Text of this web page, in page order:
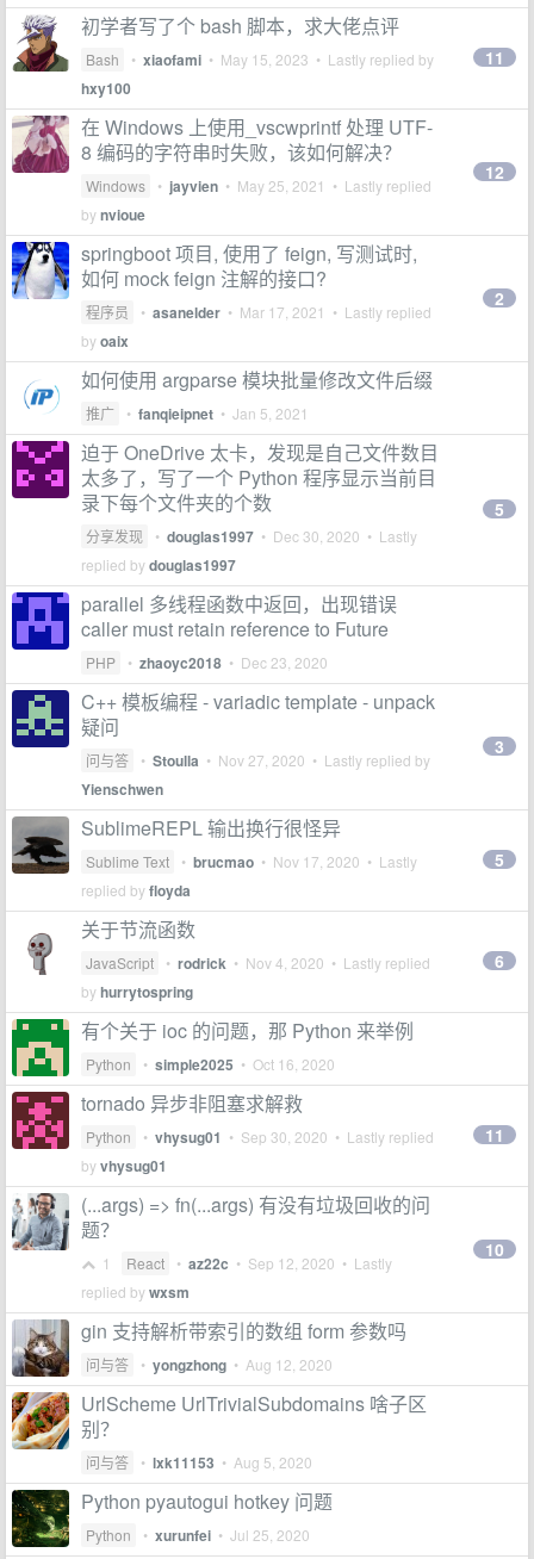
初学者写了个 bash 脚本，求大佬点评
Bash • xiaofami • May 15, 2023 • Lastly replied by
hxy100
11
在 Windows 上使用_vscwprintf 处理 UTF-
8 编码的字符串时失败，该如何解决？
Windows • jayvien • May 25, 2021 • Lastly replied
bynvioue
12
springboot 项目, 使用了 feign, 写测试时,
如何 mock feign 注解的接口?
程序员 • asanelder • Mar 17, 2021 • Lastly replied
byoaix
2
如何使用 argparse 模块批量修改文件后缀
推广 • fanqieipnet • Jan 5, 2021
迫于 OneDrive 太卡，发现是自己文件数目
太多了，写了一个 Python 程序显示当前目
录下每个文件夹的个数
分享发现 • douglas1997 • Dec 30, 2020 • Lastly
replied bydouglas1997
5
parallel 多线程函数中返回，出现错误
caller must retain reference to Future
PHP • zhaoyc2018 • Dec 23, 2020
C++ 模板编程 - variadic template - unpack
疑问
问与答 • Stoulla • Nov 27, 2020 • Lastly replied by
Yienschwen
3
SublimeREPL 输出换行很怪异
Sublime Text • brucmao • Nov 17, 2020 • Lastly
replied byfloyda
5
关于节流函数
JavaScript • rodrick • Nov 4, 2020 • Lastly replied
byhurrytospring
6
有个关于 ioc 的问题，那 Python 来举例
Python • simple2025 • Oct 16, 2020
tornado 异步非阻塞求解救
Python • vhysug01 • Sep 30, 2020 • Lastly replied
byvhysug01
11
(...args) => fn(...args) 有没有垃圾回收的问
题？
1 React • az22c • Sep 12, 2020 • Lastly
replied bywxsm
10
gin 支持解析带索引的数组 form 参数吗
问与答 • yongzhong • Aug 12, 2020
UrlScheme UrlTrivialSubdomains 啥子区
别？
问与答 • lxk11153 • Aug 5, 2020
Python pyautogui hotkey 问题
Python • xurunfei • Jul 25, 2020